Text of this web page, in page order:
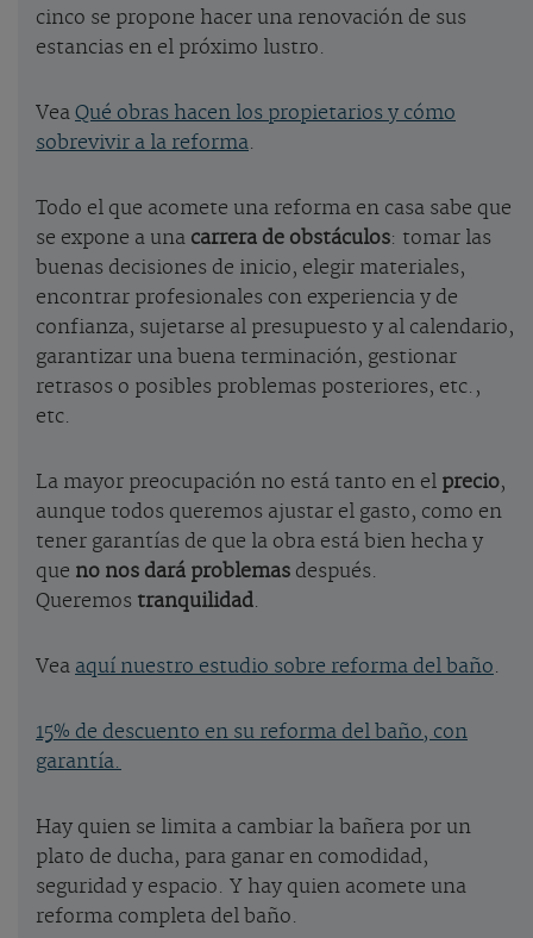
cinco se propone hacer una renovación de sus
estancias en el próximo lustro.
Vea Qué obras hacen los propietarios y cómo
sobrevivir a la reforma.
Todo el que acomete una reforma en casa sabe que
se expone a una carrera de obstáculos: tomar las
buenas decisiones de inicio, elegir materiales,
encontrar profesionales con experiencia y de
confianza, sujetarse al presupuesto y al calendario,
garantizar una buena terminación, gestionar
retrasos o posibles problemas posteriores, etc.,
etc.
La mayor preocupación no está tanto en el precio,
aunque todos queremos ajustar el gasto, como en
tener garantías de que la obra está bien hecha y
que no nos dará problemas después.
Queremos tranquilidad.
Vea aquí nuestro estudio sobre reforma del baño.
15% de descuento en su reforma del baño, con
garantía.
Hay quien se limita a cambiar la bañera por un
plato de ducha, para ganar en comodidad,
seguridad y espacio. Y hay quien acomete una
reforma completa del baño.